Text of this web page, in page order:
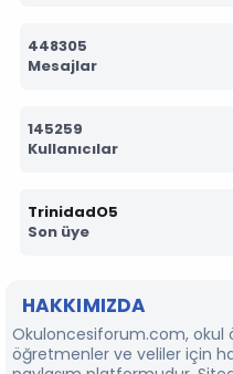
448305
Mesajlar
145259
Kullanıcılar
TrinidadO5
Son üye
HAKKIMIZDA
Okuloncesiforum.com, okul
öğretmenler ve veliler için